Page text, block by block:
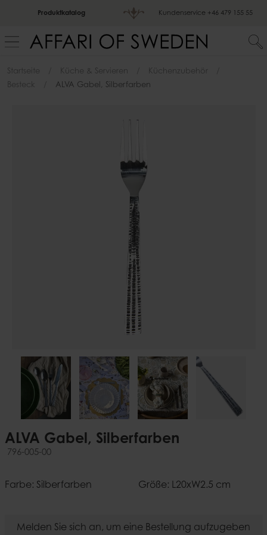
Produktkatalog Kundenservice +46 479 155 55
Startseite Küche & Servieren
Küchenzubehör
Besteck
ALVA Gabel, Silberfarben
ALVA Gabel, Silberfarben
796-005-00
Farbe: Silberfarben Größe: L20xW2.5 cm
Melden Sie sich an, um eine Bestellung aufzugeben